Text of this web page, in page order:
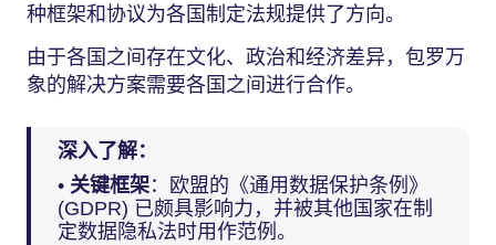
种框架和协议为各国制定法规提供了方向。
由于各国之间存在文化、政治和经济差异，包罗万
象的解决方案需要各国之间进行合作。
深入了解：
• 关键框架：欧盟的《通用数据保护条例》
(GDPR) 已颇具影响力，并被其他国家在制
定数据隐私法时用作范例。